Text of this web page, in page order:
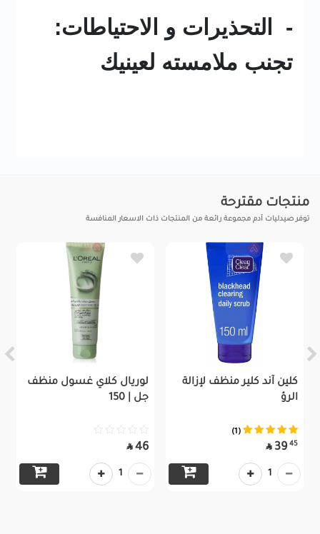
- التحذيرات و الاحتياطات:
تجنب ملامسته لعينيك
منتجات مقترحة
توفر صيدليات آدم مجموعة رائعة من المنتجات ذات الاسعار المنافسة
كلين آند كلير منظف لإزالة
الرؤ
(1)
45
39

1
لوريال كلاي غسول منظف
جل | 150
46

1